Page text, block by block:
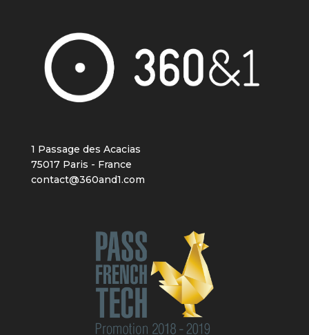
1 Passage des Acacias
75017 Paris - France
contact@360and1.com